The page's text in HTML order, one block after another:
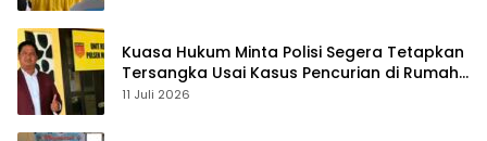
Kuasa Hukum Minta Polisi Segera Tetapkan
Tersangka Usai Kasus Pencurian di Rumah
Anggota Dewan Bantul di Sigi Naik
11 Juli 2026